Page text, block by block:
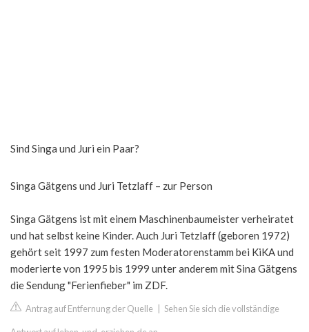
Sind Singa und Juri ein Paar?
Singa Gätgens und Juri Tetzlaff – zur Person
Singa Gätgens ist mit einem Maschinenbaumeister verheiratet
und hat selbst keine Kinder. Auch Juri Tetzlaff (geboren 1972)
gehört seit 1997 zum festen Moderatorenstamm bei KiKA und
moderierte von 1995 bis 1999 unter anderem mit Sina Gätgens
die Sendung "Ferienfieber" im ZDF.
Antrag auf Entfernung der Quelle Sehen Sie sich die vollständige